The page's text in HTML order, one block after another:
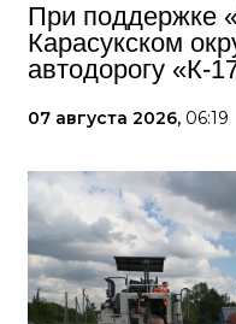
При поддержке
Карасукском
автодорогу «К-
07 августа 2026, 06:19